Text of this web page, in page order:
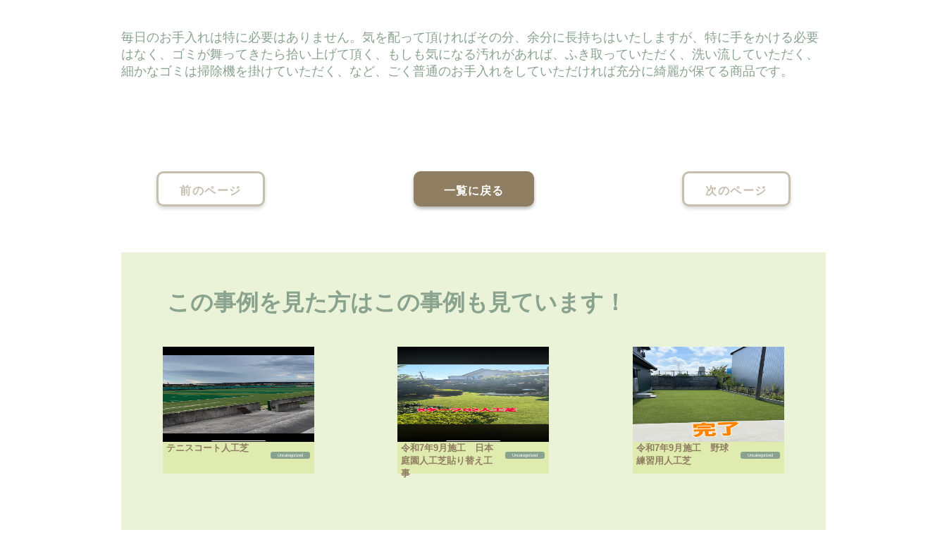
毎日のお手入れは特に必要はありません。気を配って頂ければその分、余分に長持ちはいたしますが、特に手をかける必要
はなく、ゴミが舞ってきたら拾い上げて頂く、もしも気になる汚れがあれば、ふき取っていただく、洗い流していただく、
細かなゴミは掃除機を掛けていただく、など、ごく普通のお手入れをしていただければ充分に綺麗が保てる商品です。
前のページ 一覧に戻る 次のページ
この事例を見た方はこの事例も見ています！
テニスコート人工芝
Uncategorized
令和7年9月施工 日本
庭園人工芝貼り替え工
事
Uncategorized
令和7年9月施工 野球
練習用人工芝
Uncategorized